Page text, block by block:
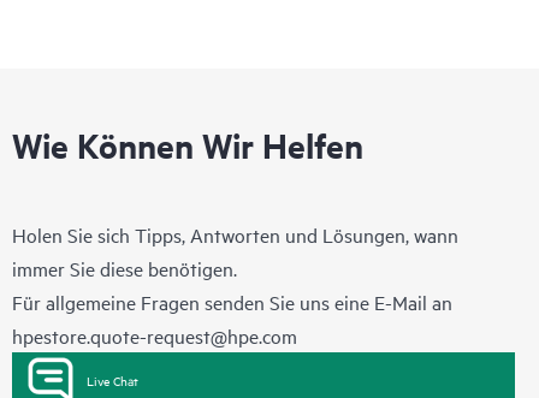
Wie Können Wir Helfen
Holen Sie sich Tipps, Antworten und Lösungen, wann
immer Sie diese benötigen.
Für allgemeine Fragen senden Sie uns eine E-Mail an
hpestore.quote-request@hpe.com
Live Chat